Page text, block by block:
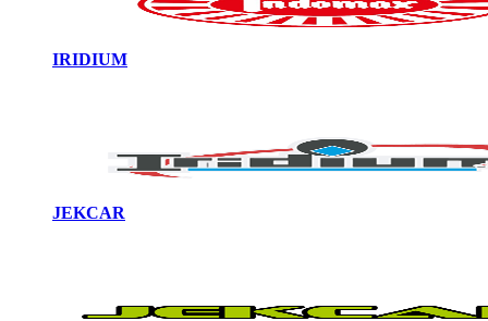
IRIDIUM
JEKCAR